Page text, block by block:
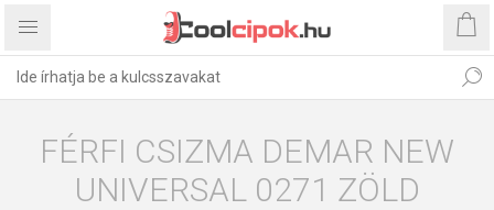
FÉRFI CSIZMA DEMAR NEW
UNIVERSAL 0271 ZÖLD